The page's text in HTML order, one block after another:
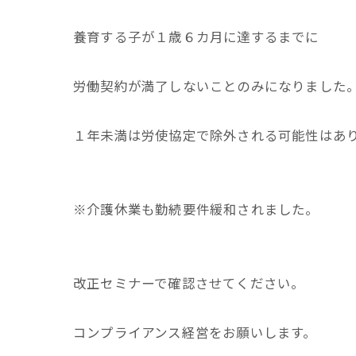
養育する子が１歳６カ月に達するまでに
労働契約が満了しないことのみになりました。
１年未満は労使協定で除外される可能性はあり
※介護休業も勤続要件緩和されました。
改正セミナーで確認させてください。
コンプライアンス経営をお願いします。